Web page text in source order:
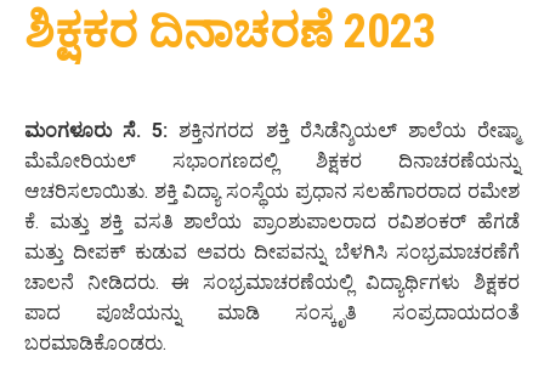
ಶಿಕ್ಷಕರ ದಿನಾಚರಣೆ 2023
ಮಂಗಳೂರು ಸೆ. 5: ಶಕ್ತಿನಗರದ ಶಕ್ತಿ ರೆಸಿಡೆನ್ಶಿಯಲ್ ಶಾಲೆಯ ರೇಷ್ಮಾ
ಮೆಮೋರಿಯಲ್ ಸಭಾಂಗಣದಲ್ಲಿ ಶಿಕ್ಷಕರ ದಿನಾಚರಣೆಯನ್ನು
ಆಚರಿಸಲಾಯಿತು. ಶಕ್ತಿ ವಿದ್ಯಾ ಸಂಸ್ಥೆಯ ಪ್ರಧಾನ ಸಲಹೆಗಾರರಾದ ರಮೇಶ
ಕೆ. ಮತ್ತು ಶಕ್ತಿ ವಸತಿ ಶಾಲೆಯ ಪ್ರಾಂಶುಪಾಲರಾದ ರವಿಶಂಕರ್ ಹೆಗಡೆ
ಮತ್ತು ದೀಪಕ್ ಕುಡುವ ಅವರು ದೀಪವನ್ನು ಬೆಳಗಿಸಿ ಸಂಭ್ರಮಾಚರಣೆಗೆ
ಚಾಲನೆ ನೀಡಿದರು. ಈ ಸಂಭ್ರಮಾಚರಣೆಯಲ್ಲಿ ವಿದ್ಯಾರ್ಥಿಗಳು ಶಿಕ್ಷಕರ
ಪಾದ ಪೂಜೆಯನ್ನು ಮಾಡಿ ಸಂಸ್ಕೃತಿ ಸಂಪ್ರದಾಯದಂತೆ
ಬರಮಾಡಿಕೊಂಡರು.